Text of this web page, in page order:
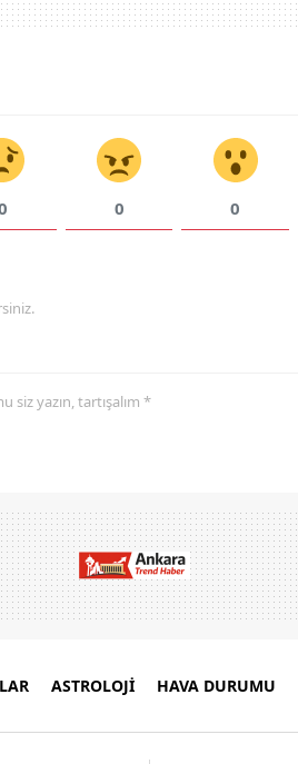
0 0
yazın, tartışalım *
ASTROLOJİ HAVA DURUMU